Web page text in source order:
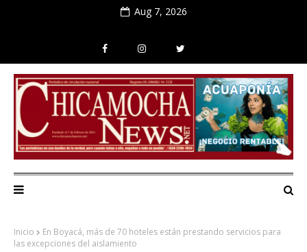
Aug 7, 2026
Inicio
En Boyacá, más de 70 hoteles están prestando servicios para
las excepciones del aislamiento